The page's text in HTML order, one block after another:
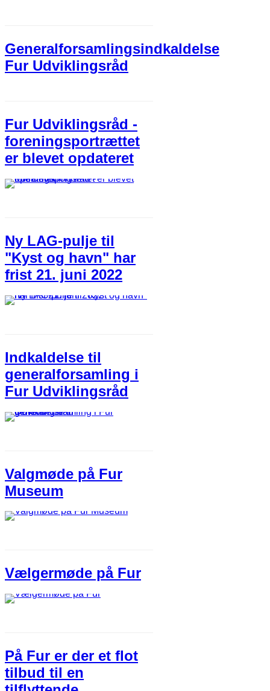
Generalforsamlingsindkaldelse
Fur Udviklingsråd
Fur Udviklingsråd -
foreningsportrættet
er blevet opdateret
Ny LAG-pulje til
"Kyst og havn" har
frist 21. juni 2022
Indkaldelse til
generalforsamling i
Fur Udviklingsråd
Valgmøde på Fur
Museum
Vælgermøde på Fur
På Fur er der et flot
tilbud til en